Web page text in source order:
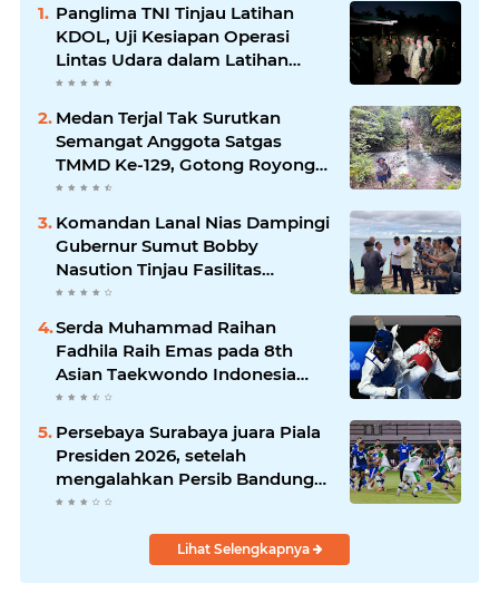
Panglima TNI Tinjau Latihan
KDOL, Uji Kesiapan Operasi
Lintas Udara dalam Latihan
Terintegrasi TNI 2026
Medan Terjal Tak Surutkan
Semangat Anggota Satgas
TMMD Ke-129, Gotong Royong
Wujudkan Pembangunan di
Kampung Sesor
Komandan Lanal Nias Dampingi
Gubernur Sumut Bobby
Nasution Tinjau Fasilitas
Kesehatan dan Budidaya
Rumput Laut di Nias Utara
Serda Muhammad Raihan
Fadhila Raih Emas pada 8th
Asian Taekwondo Indonesia
Open Championship 2026*
Persebaya Surabaya juara Piala
Presiden 2026, setelah
mengalahkan Persib Bandung
melalui drama adu penalti pada
6-5 setelah kedua tim bermain
imbang 1-1 hingga 120 menit
Lihat Selengkapnya